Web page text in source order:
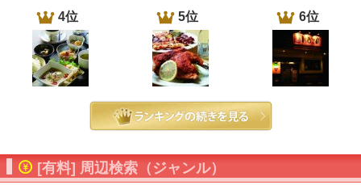
4位 5位 6位
[有料] 周辺検索（ジャンル）